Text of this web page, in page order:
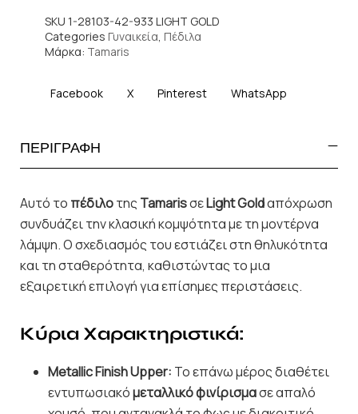
SKU 1-28103-42-933 LIGHT GOLD
Categories Γυναικεία, Πέδιλα
Μάρκα: Tamaris
Facebook X Pinterest WhatsApp
ΠΕΡΙΓΡΑΦΗ
Αυτό το πέδιλοτης TamarisσεLight Goldαπόχρωση
συνδυάζει την κλασική κομψότητα με τη μοντέρνα
λάμψη. Ο σχεδιασμός του εστιάζει στη θηλυκότητα
και τη σταθερότητα, καθιστώντας το μια
εξαιρετική επιλογή για επίσημες περιστάσεις.
Κύρια Χαρακτηριστικά:
Metallic Finish Upper: Το επάνω μέρος διαθέτει
εντυπωσιακόμεταλλικό φινίρισμασε απαλό